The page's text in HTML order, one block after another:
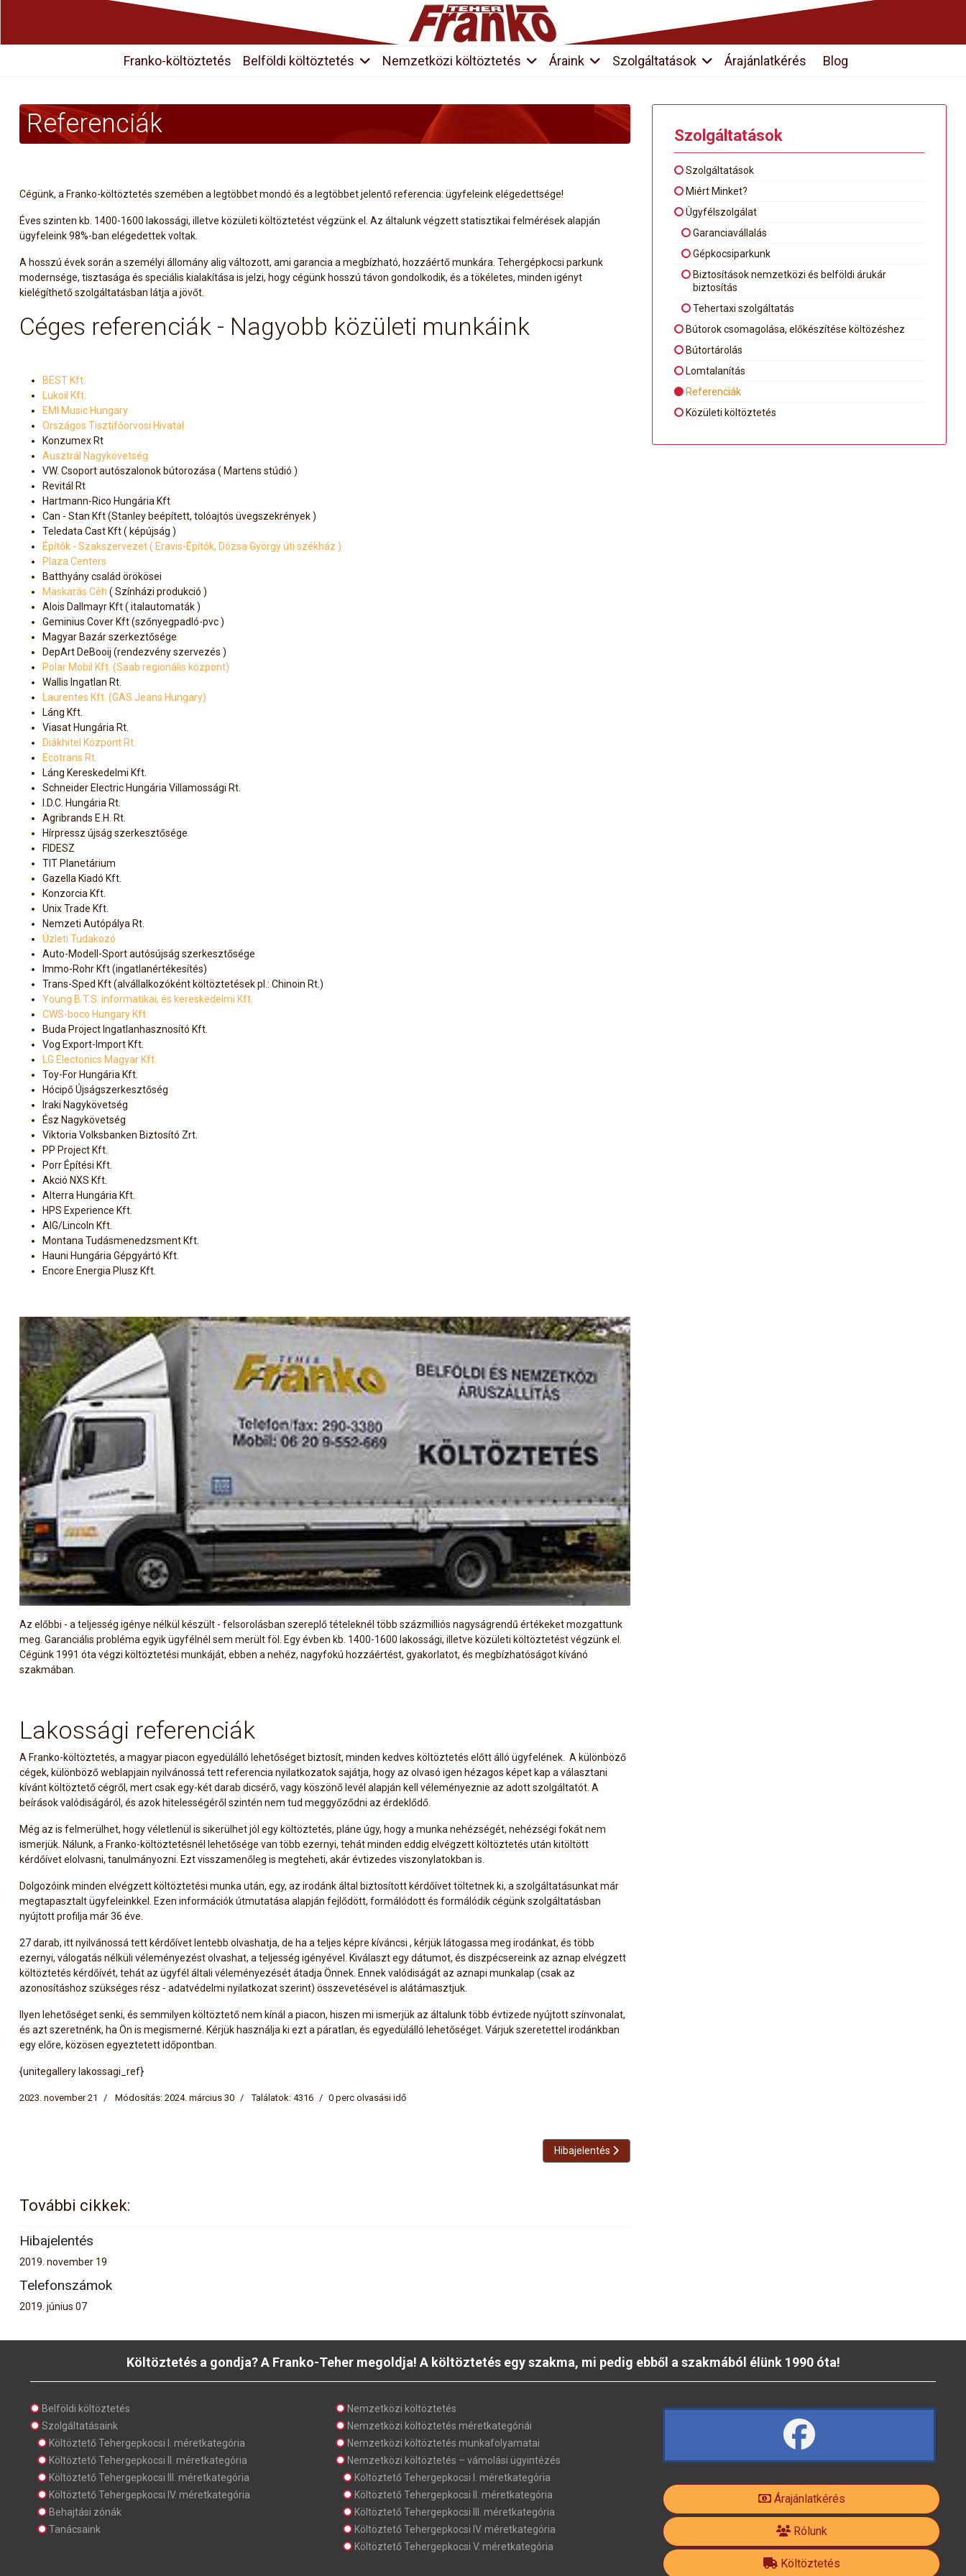
Franko-költöztetés Belföldi költöztetés Nemzetközi költöztetés Áraink Szolgáltatások Árajánlatkérés Blog
Referenciák
Cégünk, a Franko-költöztetés szemében a legtöbbet mondó és a legtöbbet jelentő referencia: ügyfeleink elégedettsége!
Éves szinten kb. 1400-1600 lakossági, illetve közületi költöztetést végzünk el. Az általunk végzett statisztikai felmérések alapján
ügyfeleink 98%-ban elégedettek voltak.
A hosszú évek során a személyi állomány alig változott, ami garancia a megbízható, hozzáértő munkára. Tehergépkocsi parkunk
modernsége, tisztasága és speciális kialakítása is jelzi, hogy cégünk hosszú távon gondolkodik, és a tökéletes, minden igényt
kielégíthető szolgáltatásban látja a jövőt.
Céges referenciák - Nagyobb közületi munkáink
BEST Kft.
Lukoil Kft.
EMI Music Hungary
Országos Tisztifőorvosi Hivatal
Konzumex Rt
Ausztrál Nagykövetség
VW. Csoport autószalonok bútorozása ( Martens stúdió )
Revitál Rt
Hartmann-Rico Hungária Kft
Can - Stan Kft (Stanley beépített, tolóajtós üvegszekrények )
Teledata Cast Kft ( képújság )
Építők - Szakszervezet ( Eravis-Építők, Dózsa György úti székház )
Plaza Centers
Batthyány család örökösei
Maskarás Céh ( Színházi produkció )
Alois Dallmayr Kft ( italautomaták )
Geminius Cover Kft (szőnyegpadló-pvc )
Magyar Bazár szerkeztősége
DepArt DeBooij (rendezvény szervezés )
Polar Mobil Kft. (Saab regionális központ)
Wallis Ingatlan Rt.
Laurentes Kft. (GAS Jeans Hungary)
Láng Kft.
Viasat Hungária Rt.
Diákhitel Központ Rt.
Ecotrans Rt.
Láng Kereskedelmi Kft.
Schneider Electric Hungária Villamossági Rt.
I.D.C. Hungária Rt.
Agribrands E.H. Rt.
Hírpressz újság szerkesztősége
FIDESZ
TIT Planetárium
Gazella Kiadó Kft.
Konzorcia Kft.
Unix Trade Kft.
Nemzeti Autópálya Rt.
Üzleti Tudakozó
Auto-Modell-Sport autósújság szerkesztősége
Immo-Rohr Kft (ingatlanértékesítés)
Trans-Sped Kft (alvállalkozóként költöztetések pl.: Chinoin Rt.)
Young B.T.S. informatikai, és kereskedelmi Kft.
CWS-boco Hungary Kft.
Buda Project Ingatlanhasznosító Kft.
Vog Export-Import Kft.
LG Electonics Magyar Kft.
Toy-For Hungária Kft.
Hócipő Újságszerkesztőség
Iraki Nagykövetség
Ész Nagykövetség
Viktoria Volksbanken Biztosító Zrt.
PP Project Kft.
Porr Építési Kft.
Akció NXS Kft.
Alterra Hungária Kft.
HPS Experience Kft.
AIG/Lincoln Kft.
Montana Tudásmenedzsment Kft.
Hauni Hungária Gépgyártó Kft.
Encore Energia Plusz Kft.
Az előbbi - a teljesség igénye nélkül készült - felsorolásban szereplő tételeknél több százmilliós nagyságrendű értékeket mozgattunk
meg. Garanciális probléma egyik ügyfélnél sem merült föl. Egy évben kb. 1400-1600 lakossági, illetve közületi költöztetést végzünk el.
Cégünk 1991 óta végzi költöztetési munkáját, ebben a nehéz, nagyfokú hozzáértést, gyakorlatot, és megbízhatóságot kívánó
szakmában.
Lakossági referenciák
A Franko-költöztetés, a magyar piacon egyedülálló lehetőséget biztosít, minden kedves költöztetés előtt álló ügyfelének. A különböző
cégek, különböző weblapjain nyilvánossá tett referencia nyilatkozatok sajátja, hogy az olvasó igen hézagos képet kap a választani
kívánt költöztető cégről, mert csak egy-két darab dicsérő, vagy köszönő levél alapján kell véleményeznie az adott szolgáltatót. A
beírások valódiságáról, és azok hitelességéről szintén nem tud meggyőződni az érdeklődő.
Még az is felmerülhet, hogy véletlenül is sikerülhet jól egy költöztetés, pláne úgy, hogy a munka nehézségét, nehézségi fokát nem
ismerjük. Nálunk, a Franko-költöztetésnél lehetősége van több ezernyi, tehát minden eddig elvégzett költöztetés után kitöltött
kérdőívet elolvasni, tanulmányozni. Ezt visszamenőleg is megteheti, akár évtizedes viszonylatokban is.
Dolgozóink minden elvégzett költöztetési munka után, egy, az irodánk által biztosított kérdőívet töltetnek ki, a szolgáltatásunkat már
megtapasztalt ügyfeleinkkel. Ezen információk útmutatása alapján fejlődött, formálódott és formálódik cégünk szolgáltatásban
nyújtott profilja már36 éve.
27 darab, itt nyilvánossá tett kérdőívet lentebb olvashatja, de ha a teljes képre kíváncsi , kérjük látogassa meg irodánkat, és több
ezernyi, válogatás nélküli véleményezést olvashat, a teljesség igényével. Kiválaszt egy dátumot, és diszpécsereink az aznap elvégzett
költöztetés kérdőívét, tehát az ügyfél általi véleményezését átadja Önnek. Ennek valódiságát az aznapi munkalap (csak az
azonosításhoz szükséges rész - adatvédelmi nyilatkozat szerint) összevetésével is alátámasztjuk.
Ilyen lehetőséget senki, és semmilyen költöztető nem kínál a piacon, hiszen mi ismerjük az általunk több évtizede nyújtott színvonalat,
és azt szeretnénk, ha Ön is megismerné. Kérjük használja ki ezt a páratlan, és egyedülálló lehetőséget. Várjuk szeretettel irodánkban
egy előre, közösen egyeztetett időpontban.
{unitegallery lakossagi_ref}
2023. november 21 Módosítás: 2024. március 30 Találatok: 4316 0 perc olvasási idő
Következő cikk: Hibajelentés
Hibajelentés
További cikkek:
Hibajelentés
2019. november 19
Telefonszámok
2019. június 07
Szolgáltatások
Szolgáltatások
Miért Minket?
Ügyfélszolgálat
Garanciavállalás
Gépkocsiparkunk
Biztosítások nemzetközi és belföldi árukár
biztosítás
Tehertaxi szolgáltatás
Bútorok csomagolása, előkészítése költözéshez
Bútortárolás
Lomtalanítás
Referenciák
Közületi költöztetés
Költöztetés a gondja? A Franko-Teher megoldja! A költöztetés egy szakma, mi pedig ebből a szakmából élünk 1990 óta!
Belföldi költöztetés
Szolgáltatásaink
Költöztető Tehergepkocsi I. méretkategória
Költöztető Tehergepkocsi II. méretkategória
Költöztető Tehergepkocsi III. méretkategória
Költöztető Tehergepkocsi IV. méretkategória
Behajtási zónák
Tanácsaink
Nemzetközi költöztetés
Nemzetközi költöztetés méretkategóriái
Nemzetközi költöztetés munkafolyamatai
Nemzetközi költöztetés – vámolási ügyintézés
Költöztető Tehergepkocsi I. méretkategória
Költöztető Tehergepkocsi II. méretkategória
Költöztető Tehergepkocsi III. méretkategória
Költöztető Tehergepkocsi IV. méretkategória
Költöztető Tehergepkocsi V. méretkategória
fa
fa-
facebook-
Árajánlatkérés
Rólunk
Költöztetés